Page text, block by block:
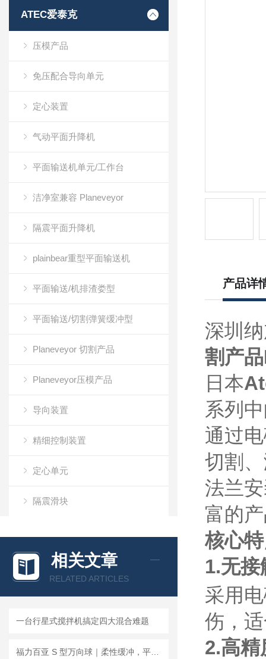
ATEC爱泰克
压模产品
免压配合导向单元
定心装置
气动平面升降机
平面输送机单元/工作台
洁净室兼容 Planeveyor
隔震平面升降机
plainbear重型平面输送机
平面输送/机排渣娄型
平面输送/切割弹簧缓冲型
Planeveyor 切割产品
Planeveyor压模产品
导向装置
精细控制装置
定心单元
隔震滑块
查看全部产品 >>
相关文章
RELATED ARTICLES
一台行星式搅拌机搞定四大混合难题
产品详
深圳
割产
日本
系列
通过
切割
法兰
富的
核心
1.无接
采用
伤，
2.高精